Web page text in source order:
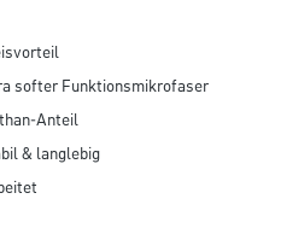
softer Funktionsmikrofaser
Anteil
& langlebig